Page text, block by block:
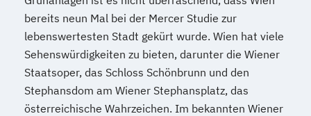
Supply Chain Management
Tourismusmanagement UX Design
Umweltingenieurwesen
Vertragsrecht
Wirtschaftsinformatik (DE/EN)
Wirtschaftsingenieurwesen
Wirtschaftsingenieurwesen Medizintechnik
bereits neun Mal bei der Mercer Studie zur
lebenswertesten Stadt gekürt wurde. Wien hat viele
Sehenswürdigkeiten zu bieten, darunter die Wiener
Staatsoper, das Schloss Schönbrunn und den
Stephansdom am Wiener Stephansplatz, das
österreichische Wahrzeichen. Im bekannten Wiener